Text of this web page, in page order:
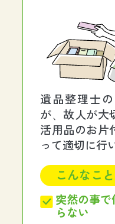
遺品整理士
が、故人が大
活用品のお片
って適切に行
こんなこ
突然の事
らない